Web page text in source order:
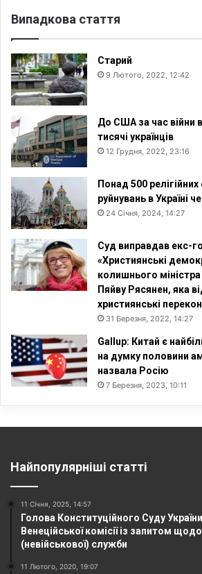
Випадкова стаття
Старий
9 Лютого, 2022, 12:42
До США за час війни
тисячі українців
12 Грудня, 2022, 23:16
Понад 500
руйнувань в Україні
24 Січня, 2024, 14:27
Суд виправдав екс-
«Християнські
колишнього міністра
Пяйву Рясянен, яка
християнські
31 Березня, 2022, 14:27
Gallup: Китай є
на думку половини
назвала Росію
7 Березня, 2023, 10:11
Найпопулярніші статті
11 Січня, 2025, 14:57
Голова Конституційного Суду
Венеційської комісії із запитом
(невійськової) служби
11 Лютого, 2020, 19:07